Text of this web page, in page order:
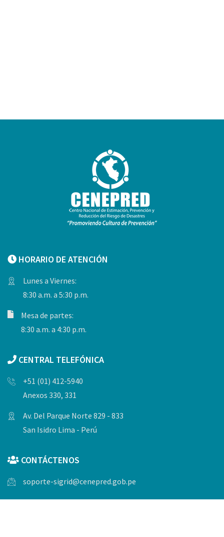
HORARIO DE ATENCIÓN
Lunes a Viernes:
8:30 a.m. a 5:30 p.m.
Mesa de partes:
8:30 a.m. a 4:30 p.m.
CENTRAL TELEFÓNICA
+51 (01) 412-5940
Anexos 330, 331
Av. Del Parque Norte 829 - 833
San Isidro Lima - Perú
CONTÁCTENOS
soporte-sigrid@cenepred.gob.pe